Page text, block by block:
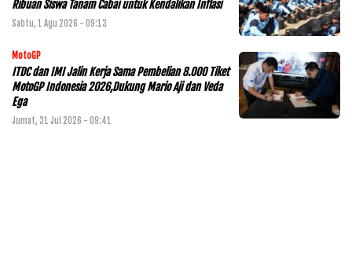
Ribuan Siswa Tanam Cabai untuk Kendalikan Inflasi
Sabtu, 1 Agu 2026 - 09:13
MotoGP
ITDC dan IMI Jalin Kerja Sama Pembelian 8.000 Tiket
MotoGP Indonesia 2026,Dukung Mario Aji dan Veda
Ega
Jumat, 31 Jul 2026 - 09:41